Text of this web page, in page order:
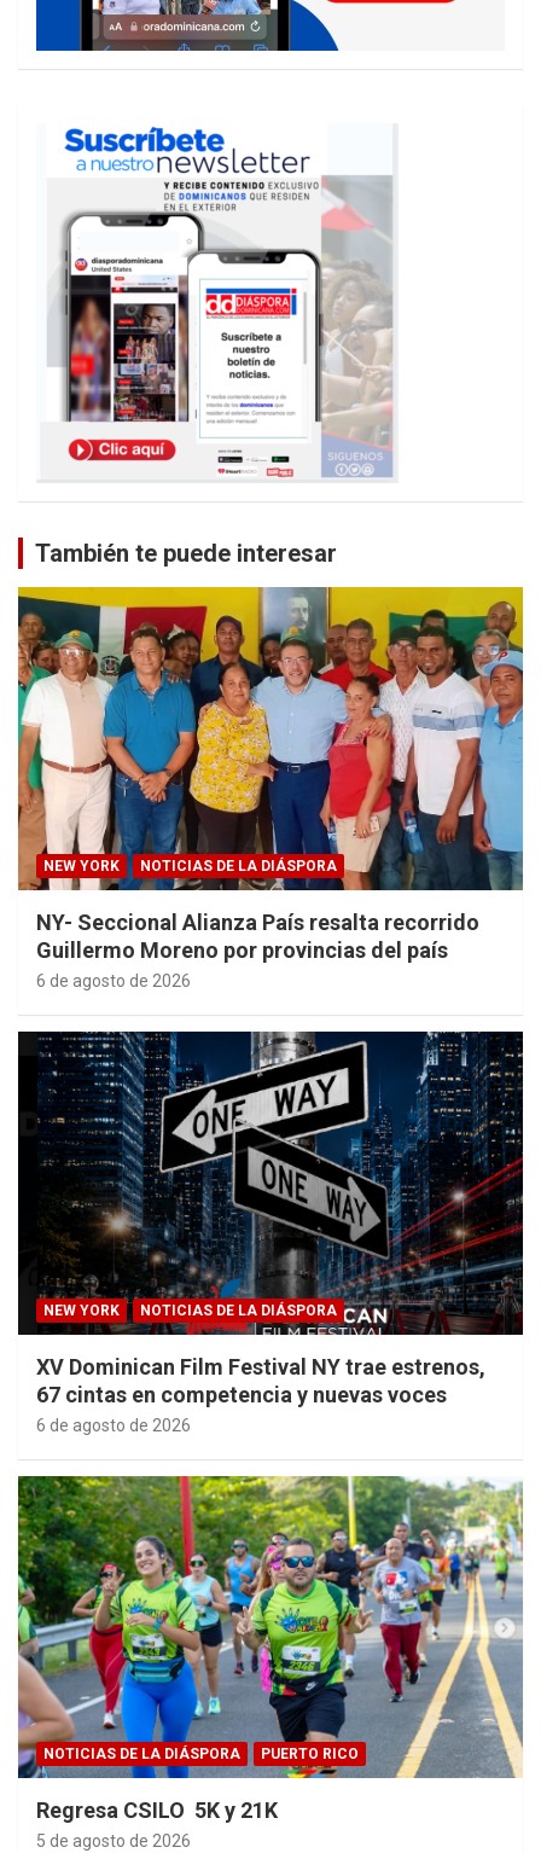
También te puede interesar
NEW YORK NOTICIAS DE LA DIÁSPORA
NY- Seccional Alianza País resalta recorrido
Guillermo Moreno por provincias del país
6 de agosto de 2026
NEW YORK NOTICIAS DE LA DIÁSPORA
XV Dominican Film Festival NY trae estrenos,
67 cintas en competencia y nuevas voces
6 de agosto de 2026
NOTICIAS DE LA DIÁSPORA PUERTO RICO
Regresa CSILO 5K y 21K
5 de agosto de 2026